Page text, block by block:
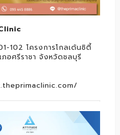
102 โครงการโกลเด้นซิตี้
อศรีราชา จังหวัดชลบุรี